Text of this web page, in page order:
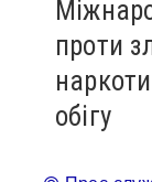
проти
обігу